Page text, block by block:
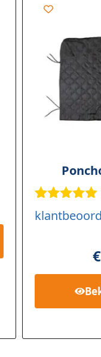
Gewaardee
rd5.00op
1
€